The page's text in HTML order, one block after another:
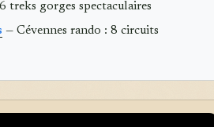
treks gorges spectaculaires
— Cévennes rando : 8 circuits